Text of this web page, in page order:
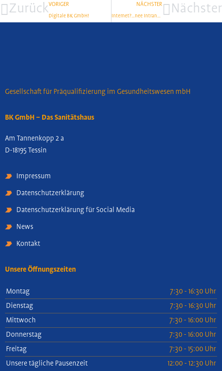
ZurückVORIGER
Digitale BK GmbH!
NÄCHSTER
Internet?…nee Intranet!!! Nächster
Gesellschaft für Präqualifizierung im Gesundheitswesen mbH
BK GmbH – Das Sanitätshaus
Am Tannenkopp 2 a
D-18195 Tessin
Impressum
Datenschutzerklärung
Datenschutzerklärung für Social Media
News
Kontakt
Unsere Öffnungszeiten
Montag
7:30 - 16:30 Uhr
Dienstag
7:30 - 16:30 Uhr
Mittwoch
7:30 - 16:00 Uhr
Donnerstag
7:30 - 16:00 Uhr
Freitag
7:30 - 15:00 Uhr
Unsere tägliche Pausenzeit
12:00 - 12:30 Uhr